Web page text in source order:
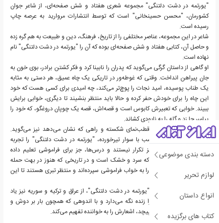
دسته بندی موضوعی
لوازم تحریر
انواع داستان
کتاب های برگزیده
"یورتمه در دشت دلتنگی" مجموعه شعری هفتاد و شش صفحه‌ای، از شاعر جوان
کشورمان، "محسن حسینخانی" است که توسط انتشارات مروارید به عرصه چاپ
رسیده است.
شاعر در این مجموعه، عناصر مختلفی را از تاریخ، فرهنگ، دین و طبیعت به هم گره زده
و حاصل آن، کتابی هفتاد و شش صفحه‌ای بوده که آن را "یورتمه در دشت دلتنگی" نام
نهاده است.
او گاهی از داستان گرگی می‌گوید که پدران را نابینا کرد و فکر کشتن برادر، بوی خون به
جان پیراهن انداخت. وقتی که غوطه‌ور در تاریکی یک چاه عمیق، هر دستی به مثابه
یک طناب پوسیده، امید نجات را پوچ‌تر می‌کند، چه امیدی برای کسی هست که خود
این چاه را برای خودش حفر کرده و حالا باید منتظر بنشیند تا دیگری، خوابی برایش
ببیند. خوابی که تعبیرش کابوس‌ است و قصه‌اش، قصه‌ یک چوپان دروغگو، که خود را
پیامبر جا زد و گله را به نابودی کشاند.
"محسن حسینخانی" از قطب‌نمای شکسته و راهی که نشان می‌دهد نیز می‌گوید.
وقتی که همچون یک اسب با سوار تیرخورده، "یورتمه در دشت دلتنگی" را تجربه
می‌کند، فصل‌ها چیزی جز تکرار نیستند و درس‌ها، جز برای فراموشی تعلیم داده
نمی‌شوند. در جغرافیایی که سرد و خشک است و در تاریخی که هنوز در بهت حمله‌
مغولهاست، کاج‌ها، فصل را به خواب فراموشی سپرده‌اند و منتظر تبری هستند تا این
خواب ترسناک را تمام کند.
"محسن حسینخانی" در "یورتمه در دشت دلتنگی"، از عراق و ترکیه و سوریه نیز یاد
می‌کند و خاطره شاعری را زنده نگه می‌دارد و با اندوهی که همچون بار بر دوش و
همچون سوز در لباس می‌پیچد، اشعارش را به خواننده تفهیم می‌کند.